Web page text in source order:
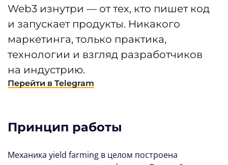
Web3 изнутри — от тех, кто пишет код
и запускает продукты. Никакого
маркетинга, только практика,
технологии и взгляд разработчиков
на индустрию.
Перейти в Telegram
Принцип работы
Механика yield farming в целом построена